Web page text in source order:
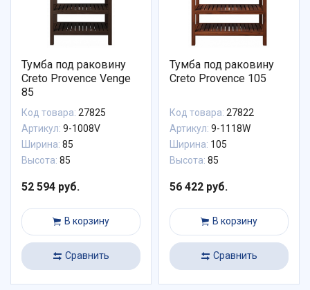
Тумба под раковину
Creto Provence Venge
85
Код товара: 27825
Артикул: 9-1008V
Ширина: 85
Высота: 85
52 594 руб.
В корзину
Сравнить
Тумба под раковину
Creto Provence 105
Код товара: 27822
Артикул: 9-1118W
Ширина: 105
Высота: 85
56 422 руб.
В корзину
Сравнить